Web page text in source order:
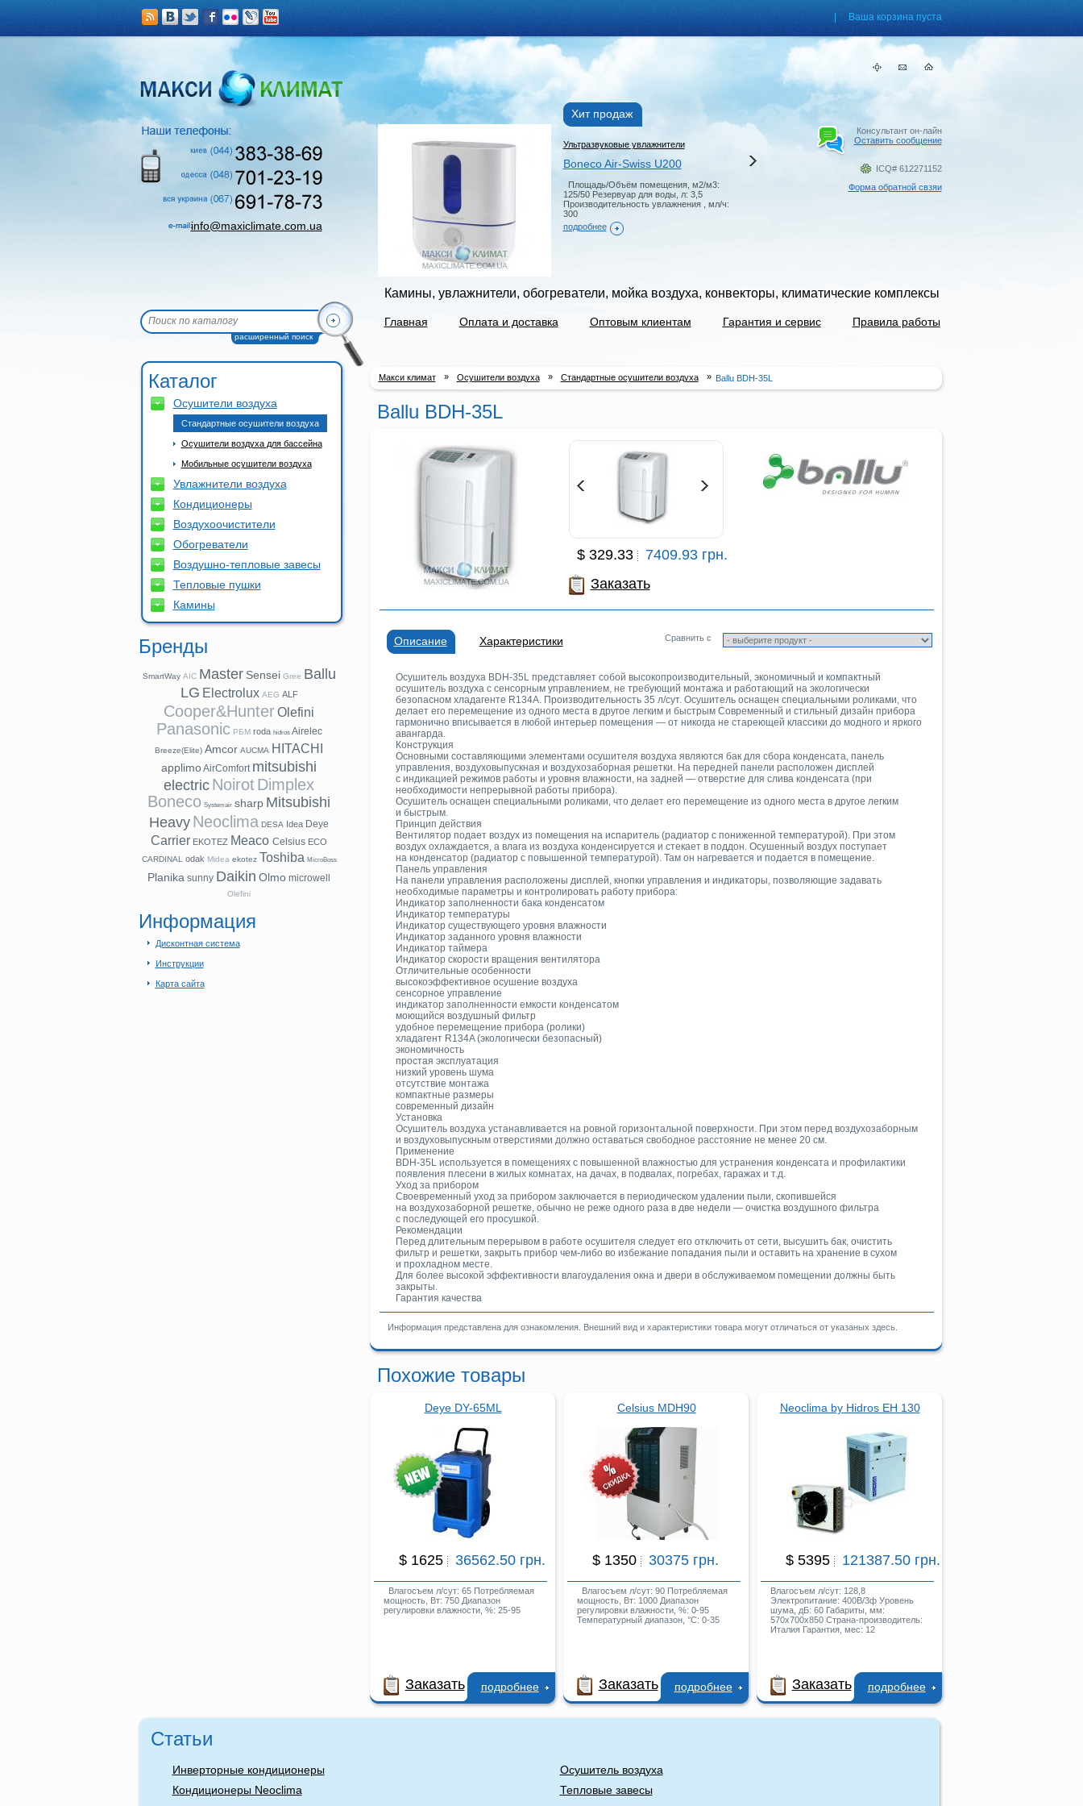
| Ваша корзина пуста
info@maxiclimate.com.ua
Консультант он-лайн
Оставить сообщение
ICQ# 612271152
Форма обратной свзяи
Хит продаж
Ультразвуковые увлажнители
Boneco Air-Swiss U200
Площадь/Объём помещения, м2/м3:
125/50 Резервуар для воды, л: 3,5
Производительность увлажнения , мл/ч:
300
подробнее
Паровые увлажнители
Boneco S450
Площадь/Объём помещения, м2/
60/150 Резервуар для воды, л: 7
расширенный поиск
Главная Оплата и доставка Оптовым клиентам Гарантия и сервис Правила работы
Камины, увлажнители, обогреватели, мойка воздуха, конвекторы, климатические комплексы
Макси климат » Осушители воздуха » Стандартные осушители воздуха » Ballu BDH-35L
Ballu BDH-35L
$ 329.33
7409.93 грн.
Заказать
Описание Характеристики Сравнить c
Осушитель воздуха BDH-35L представляет собой высокопроизводительный, экономичный и компактный
осушитель воздуха с сенсорным управлением, не требующий монтажа и работающий на экологически
безопасном хладагенте R134A. Производительность 35 л/сут. Осушитель оснащен специальными роликами, что
делает его перемещение из одного места в другое легким и быстрым Современный и стильный дизайн прибора
гармонично вписывается в любой интерьер помещения — от никогда не стареющей классики до модного и яркого
авангарда.
Конструкция
Основными составляющими элементами осушителя воздуха являются бак для сбора конденсата, панель
управления, воздуховыпускная и воздухозаборная решетки. На передней панели расположен дисплей
с индикацией режимов работы и уровня влажности, на задней — отверстие для слива конденсата (при
необходимости непрерывной работы прибора).
Осушитель оснащен специальными роликами, что делает его перемещение из одного места в другое легким
и быстрым.
Принцип действия
Вентилятор подает воздух из помещения на испаритель (радиатор с пониженной температурой). При этом
воздух охлаждается, а влага из воздуха конденсируется и стекает в поддон. Осушенный воздух поступает
на конденсатор (радиатор с повышенной температурой). Там он нагревается и подается в помещение.
Панель управления
На панели управления расположены дисплей, кнопки управления и индикаторы, позволяющие задавать
необходимые параметры и контролировать работу прибора:
Индикатор заполненности бака конденсатом
Индикатор температуры
Индикатор существующего уровня влажности
Индикатор заданного уровня влажности
Индикатор таймера
Индикатор скорости вращения вентилятора
Отличительные особенности
высокоэффективное осушение воздуха
сенсорное управление
индикатор заполненности емкости конденсатом
моющийся воздушный фильтр
удобное перемещение прибора (ролики)
хладагент R134A (экологически безопасный)
экономичность
простая эксплуатация
низкий уровень шума
отсутствие монтажа
компактные размеры
современный дизайн
Установка
Осушитель воздуха устанавливается на ровной горизонтальной поверхности. При этом перед воздухозаборным
и воздуховыпускным отверстиями должно оставаться свободное расстояние не менее 20 см.
Применение
BDH-35L используется в помещениях с повышенной влажностью для устранения конденсата и профилактики
появления плесени в жилых комнатах, на дачах, в подвалах, погребах, гаражах и т.д.
Уход за прибором
Своевременный уход за прибором заключается в периодическом удалении пыли, скопившейся
на воздухозаборной решетке, обычно не реже одного раза в две недели — очистка воздушного фильтра
с последующей его просушкой.
Рекомендации
Перед длительным перерывом в работе осушителя следует его отключить от сети, высушить бак, очистить
фильтр и решетки, закрыть прибор чем-либо во избежание попадания пыли и оставить на хранение в сухом
и прохладном месте.
Для более высокой эффективности влагоудаления окна и двери в обслуживаемом помещении должны быть
закрыты.
Гарантия качества
Информация представлена для ознакомления. Внешний вид и характеристики товара могут отличаться от указаных здесь.
Похожие товары
Deye DY-65ML
$ 1625 36562.50 грн.
Влагосъем л/сут: 65 Потребляемая
мощность, Вт: 750 Диапазон
регулировки влажности, %: 25-95
Заказать подробнее
Celsius MDH90
$ 1350 30375 грн.
Влагосъем л/сут: 90 Потребляемая
мощность, Вт: 1000 Диапазон
регулировки влажности, %: 0-95
Температурный диапазон, °С: 0-35
Заказать подробнее
Neoclima by Hidros EH 130
$ 5395 121387.50 грн.
Влагосъем л/сут: 128,8
Электропитание: 400В/3ф Уровень
шума, дБ: 60 Габариты, мм:
570x700x850 Страна-производитель:
Италия Гарантия, мес: 12
Заказать подробнее
Каталог
Осушители воздуха
Стандартные осушители воздуха
Осушители воздуха для бассейна
Мобильные осушители воздуха
Увлажнители воздуха
Кондиционеры
Воздухоочистители
Обогреватели
Воздушно-тепловые завесы
Тепловые пушки
Камины
Бренды
SmartWay AIC Master Sensei Gree Ballu
LG Electrolux AEG ALF
Cooper&HunterOlefini
Panasonic РБМ roda hidros Airelec
Breeze(Elite) Amcor AUCMA HITACHI
applimoAirComfort mitsubishi
electric NoirotDimplex
Boneco Systemair sharp Mitsubishi
Heavy Neoclima DESA Idea Deye
Carrier EKOTEZ Meaco Celsius ECO
CARDINAL odak Midea ekotez Toshiba MicroBoss
Planika sunny Daikin Olmo microwell
Olefini
Информация
Дисконтная система
Инструкции
Карта сайта
Статьи
Инверторные кондиционеры
Кондиционеры Neoclima
Осушитель воздуха
Тепловые завесы